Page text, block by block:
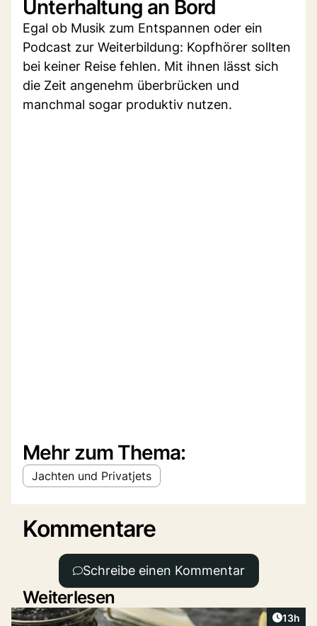
Unterhaltung an Bord
Egal ob Musik zum Entspannen oder ein
Podcast zur Weiterbildung: Kopfhörer sollten
bei keiner Reise fehlen. Mit ihnen lässt sich
die Zeit angenehm überbrücken und
manchmal sogar produktiv nutzen.
Mehr zum Thema:
Jachten und Privatjets
Kommentare
Schreibe einen Kommentar
Weiterlesen
Artikel
13h